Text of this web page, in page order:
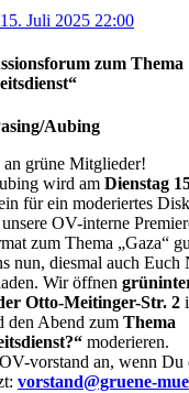
Juli 2025 22:00
zum Thema
Aubing
grüne Mitglieder!
wird am Dienstag
für ein moderiertes
OV-interne
zum Thema „Gaza“
nun, diesmal auch Euch
Wir öffnen
Otto-Meitinger-Str. 2
den Abend zum Thema
moderieren.
vorstand an, wenn Du
vorstand@gruene-